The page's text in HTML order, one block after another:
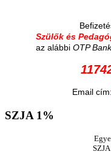
Szülők és
az alábbi OTP
Email cím:
SZJA 1%